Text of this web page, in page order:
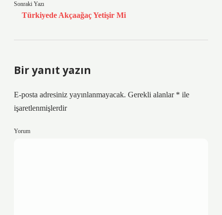
Sonraki Yazı
Türkiyede Akçaağaç Yetişir Mi
Bir yanıt yazın
E-posta adresiniz yayınlanmayacak. Gerekli alanlar * ile
işaretlenmişlerdir
Yorum